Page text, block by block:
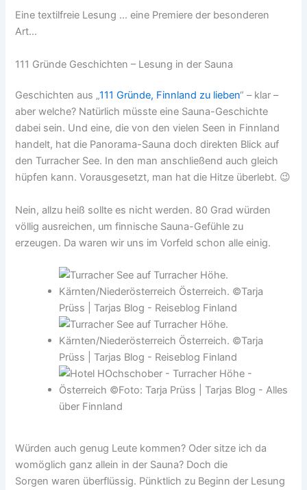
Eine textilfreie Lesung … eine Premiere der besonderen
Art…
111 Gründe Geschichten – Lesung in der Sauna
Geschichten aus „111 Gründe, Finnland zu lieben“ – klar –
aber welche? Natürlich müsste eine Sauna-Geschichte
dabei sein. Und eine, die von den vielen Seen in Finnland
handelt, hat die Panorama-Sauna doch direkten Blick auf
den Turracher See. In den man anschließend auch gleich
hüpfen kann. Vorausgesetzt, man hat die Hitze überlebt. 😉
Nein, allzu heiß sollte es nicht werden. 80 Grad würden
völlig ausreichen, um finnische Sauna-Gefühle zu
erzeugen. Da waren wir uns im Vorfeld schon alle einig.
Würden auch genug Leute kommen? Oder sitze ich da
womöglich ganz allein in der Sauna? Doch die
Sorgen waren überflüssig. Pünktlich zu Beginn der Lesung